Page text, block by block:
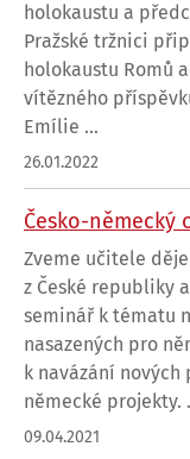
holokaustu a
Pražské tržnici
holokaustu Romů
vítězného
Emílie ...
26.01.2022
Česko-německý
Zveme učitele
z České republiky
seminář k tématu
nasazených pro
k navázání
německé projekty.
09.04.2021